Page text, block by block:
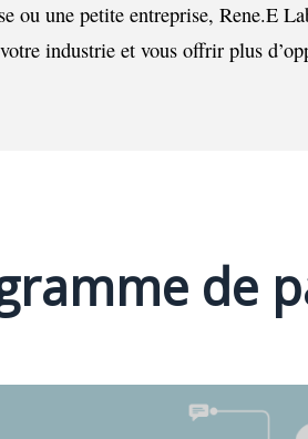
ou une petite entreprise, Rene.E
industrie et vous offrir plus
de